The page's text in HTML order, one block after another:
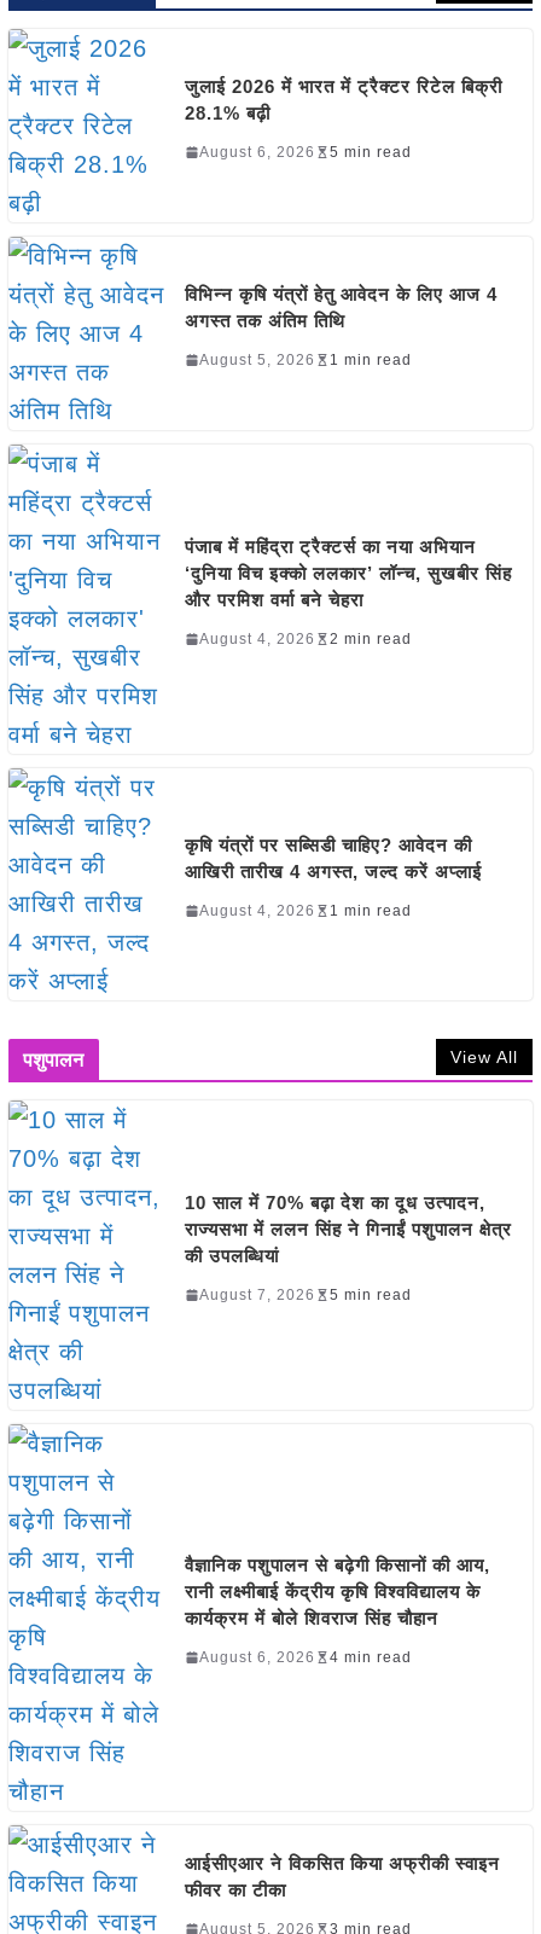
जुलाई 2026 में भारत में ट्रैक्टर रिटेल बिक्री
28.1% बढ़ी
August 6, 2026 5 min read
विभिन्न कृषि यंत्रों हेतु आवेदन के लिए आज 4
अगस्त तक अंतिम तिथि
August 5, 2026 1 min read
पंजाब में महिंद्रा ट्रैक्टर्स का नया अभियान
‘दुनिया विच इक्को ललकार’ लॉन्च, सुखबीर सिंह
और परमिश वर्मा बने चेहरा
August 4, 2026 2 min read
कृषि यंत्रों पर सब्सिडी चाहिए? आवेदन की
आखिरी तारीख 4 अगस्त, जल्द करें अप्लाई
August 4, 2026 1 min read
पशुपालन View All
10 साल में 70% बढ़ा देश का दूध उत्पादन,
राज्यसभा में ललन सिंह ने गिनाईं पशुपालन क्षेत्र
की उपलब्धियां
August 7, 2026 5 min read
वैज्ञानिक पशुपालन से बढ़ेगी किसानों की आय,
रानी लक्ष्मीबाई केंद्रीय कृषि विश्वविद्यालय के
कार्यक्रम में बोले शिवराज सिंह चौहान
August 6, 2026 4 min read
आईसीएआर ने विकसित किया अफ्रीकी स्वाइन
फीवर का टीका
August 5, 2026 3 min read